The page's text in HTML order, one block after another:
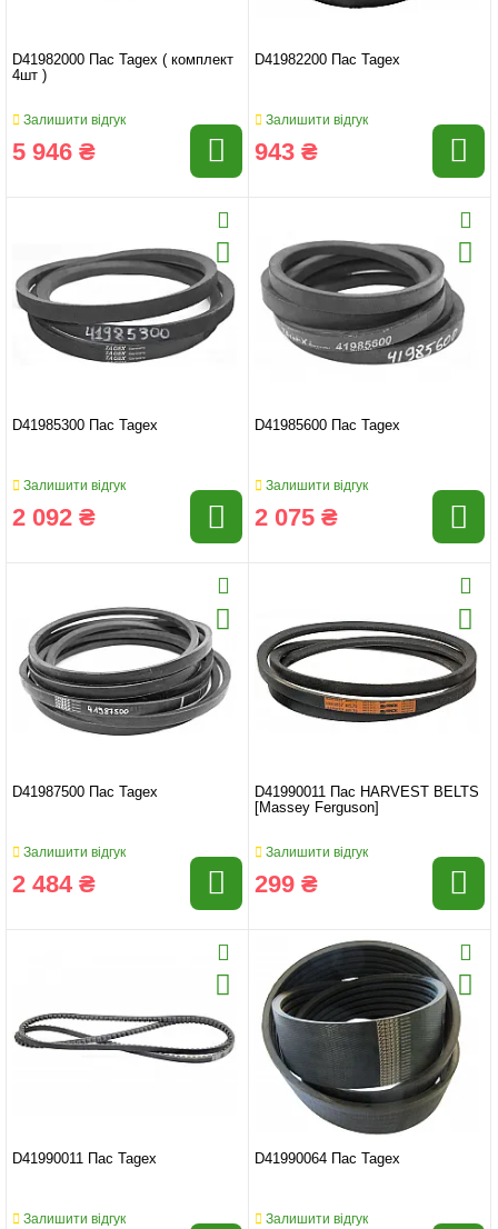
D41982000 Пас Tagex ( комплект
4шт )
Залишити відгук
5 946 ₴
D41982200 Пас Tagex
Залишити відгук
943 ₴
D41985300 Пас Tagex
Залишити відгук
2 092 ₴
D41985600 Пас Tagex
Залишити відгук
2 075 ₴
D41987500 Пас Tagex
Залишити відгук
2 484 ₴
D41990011 Пас HARVEST BELTS
[Massey Ferguson]
Залишити відгук
299 ₴
D41990011 Пас Tagex
Залишити відгук
D41990064 Пас Tagex
Залишити відгук